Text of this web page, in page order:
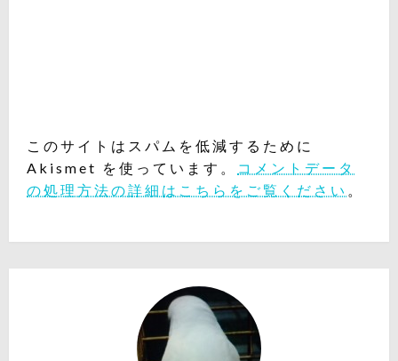
このサイトはスパムを低減するために
Akismet を使っています。
コメントデータ
の処理方法の詳細はこちらをご覧ください 。